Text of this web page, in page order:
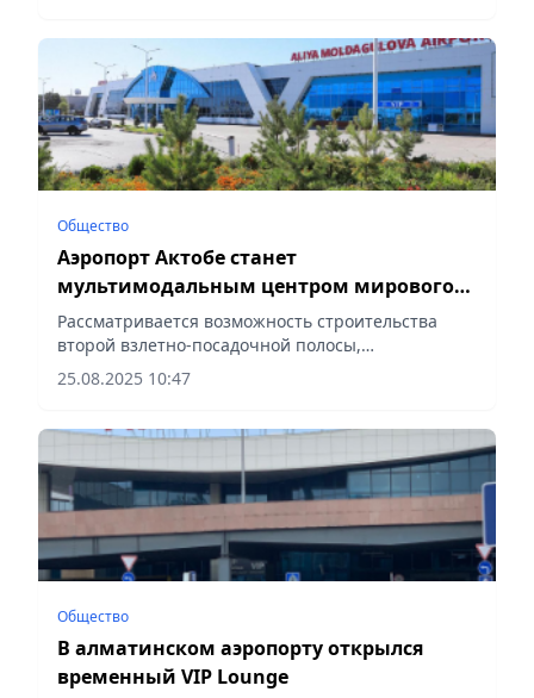
Общество
Аэропорт Актобе станет
мультимодальным центром мирового
уровня
Рассматривается возможность строительства
второй взлетно-посадочной полосы,
сообщает Vecher.kz.
25.08.2025 10:47
Общество
В алматинском аэропорту открылся
временный VIP Lounge